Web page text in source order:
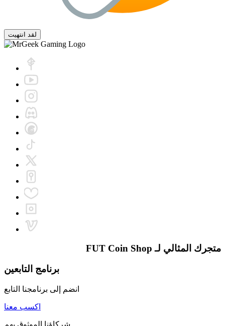
لقد انتهيت
متجرك المثالي لـ FUT Coin Shop
برنامج التابعين
انضم إلى برنامجنا التابع
اكسب معنا
شركاؤنا الموثوق بهم